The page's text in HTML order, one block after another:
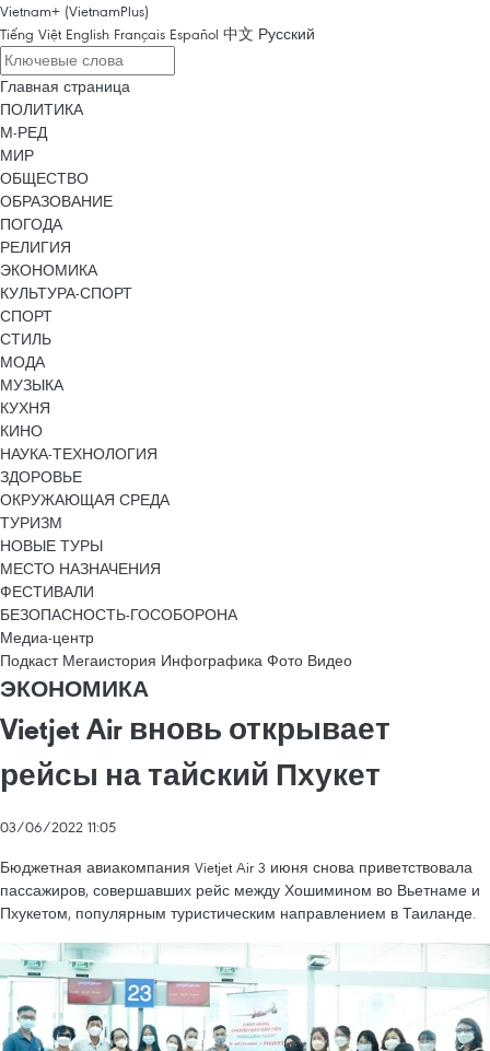
Vietnam+ (VietnamPlus)
Tiếng Việt English Français Español 中文 Русский
Главная страница
ПОЛИТИКА
М-РЕД
МИР
ОБЩЕСТВО
ОБРАЗОВАНИЕ
ПОГОДА
РЕЛИГИЯ
ЭКОНОМИКА
КУЛЬТУРА-СПОРТ
СПОРТ
СТИЛЬ
МОДА
МУЗЫКА
КУХНЯ
КИНО
НАУКА-ТЕХНОЛОГИЯ
ЗДОРОВЬЕ
ОКРУЖАЮЩАЯ СРЕДА
ТУРИЗМ
НОВЫЕ ТУРЫ
МЕСТО НАЗНАЧЕНИЯ
ФЕСТИВАЛИ
БЕЗОПАСНОСТЬ-ГОСОБОРОНА
Медиа-центр
Подкаст Мегаистория Инфографика Фото Видео
ЭКОНОМИКА
Vietjet Air вновь открывает
рейсы на тайский Пхукет
03/06/2022 11:05
Бюджетная авиакомпания Vietjet Air 3 июня снова приветствовала
пассажиров, совершавших рейс между Хошимином во Вьетнаме и
Пхукетом, популярным туристическим направлением в Таиланде.